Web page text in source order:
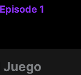
1
Juego